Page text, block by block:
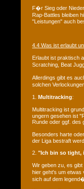
F�r Sieg oder
Rap-Battles bleiben
"Leistungen" auch
4.4 Was ist erlaubt
Erlaubt ist praktisch
Scratching, Beat
Allerdings gibt es
solchen
1. Multitracking:
Multitracking ist
ungern gesehen ist
Runde oder ggf. des
Besonders harte
der Liga bestraft
2. "Ich bin so tight,
Wir geben zu, es
hier geht's um
sich auf dem